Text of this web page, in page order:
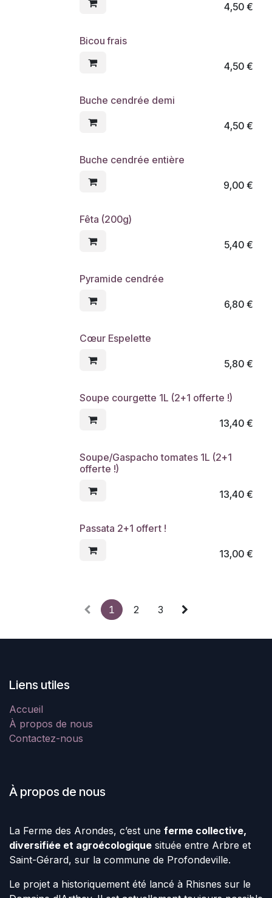
4,50€
Bicou frais
4,50€
Buche cendrée demi
4,50€
Buche cendrée entière
9,00€
Fêta (200g)
5,40€
Pyramide cendrée
6,80€
Cœur Espelette
5,80€
Soupe courgette 1L (2+1 offerte !)
13,40€
Soupe/Gaspacho tomates 1L (2+1
offerte !)
13,40€
Passata 2+1 offert !
13,00€
1 2 3
Liens utiles
Accueil
À propos de nous
Contactez-nous
À propos de nous
La Ferme des Arondes, c’est une ferme collective,
diversifiée et agroécologique située entre Arbre et
Saint-Gérard, sur la commune de Profondeville.
Le projet a historiquement été lancé à Rhisnes sur le